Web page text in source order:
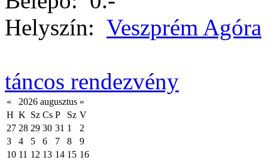
Helyszín: Veszprém Agóra
táncos rendezvény
« 2026 augusztus »
H K Sz Cs P Sz V
27 28 29 30 31 1
2
3
4 5 6 7 8
9
10 11 12 13 14 15 16